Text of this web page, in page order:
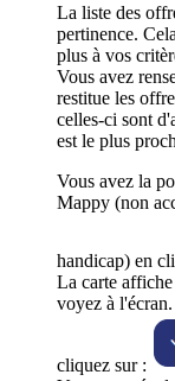
La liste des
pertinence.
plus à vos
Vous avez
restitue les
celles-ci sont
est le plus
Vous avez la
Mappy (non
handicap) en
La carte
voyez à
cliquez sur :